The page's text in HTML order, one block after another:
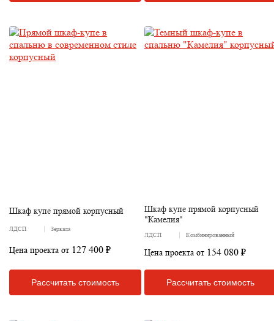
Шкаф купе прямой корпусный
ЛДСП Зеркала
Цена проекта от 127 400 ₽
Рассчитать стоимость
Шкаф купе прямой корпусный
"Камелия"
ЛДСП Комбинированный
Цена проекта от 154 080 ₽
Рассчитать стоимость